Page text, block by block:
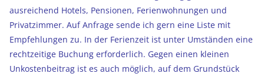
ausreichend Hotels, Pensionen, Ferienwohnungen und
Privatzimmer. Auf Anfrage sende ich gern eine Liste mit
Empfehlungen zu. In der Ferienzeit ist unter Umständen eine
rechtzeitige Buchung erforderlich. Gegen einen kleinen
Unkostenbeitrag ist es auch möglich, auf dem Grundstück